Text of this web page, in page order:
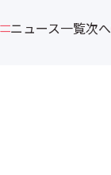
ニュース一覧次へ